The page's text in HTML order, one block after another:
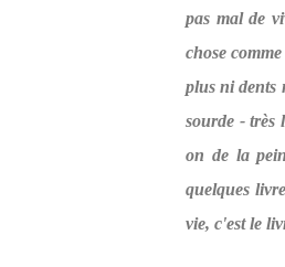
pas mal de
chose
plus ni dents
sourde - très
on de la
quelques
vie, c'est le